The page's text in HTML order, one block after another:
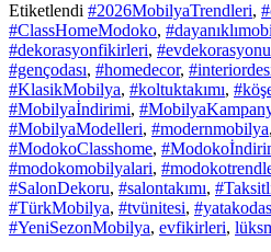
Etiketlendi #2026MobilyaTrendleri,
#ClassHomeModoko,
#dekorasyonfikirleri, #evdekorasyonu
#gençodası, #homedecor,
#KlasikMobilya, #koltuktakımı,
#Mobilyaİndirimi,
#MobilyaModelleri, #modernmobilya,
#ModokoClasshome,
#modokomobilyalari,
#SalonDekoru, #salontakımı,
#TürkMobilya, #tvünitesi,
#YeniSezonMobilya, evfikirleri,